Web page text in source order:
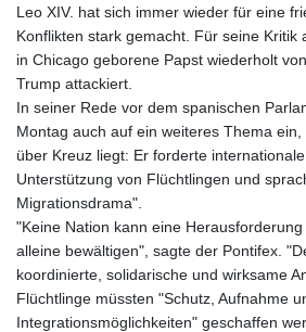
Leo XIV. hat sich immer wieder für eine
Konflikten stark gemacht. Für seine Kritik
in Chicago geborene Papst wiederholt
Trump attackiert.
In seiner Rede vor dem spanischen
Montag auch auf ein weiteres Thema
über Kreuz liegt: Er forderte
Unterstützung von Flüchtlingen und
Migrationsdrama".
"Keine Nation kann eine
alleine bewältigen", sagte der Pontifex.
koordinierte, solidarische und wirksame
Flüchtlinge müssten "Schutz, Aufnahme
Integrationsmöglichkeiten" geschaffen